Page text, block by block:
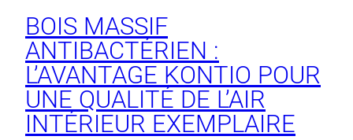
BOIS MASSIF
ANTIBACTÉRIEN :
L’AVANTAGE KONTIO POUR
UNE QUALITÉ DE L’AIR
INTÉRIEUR EXEMPLAIRE